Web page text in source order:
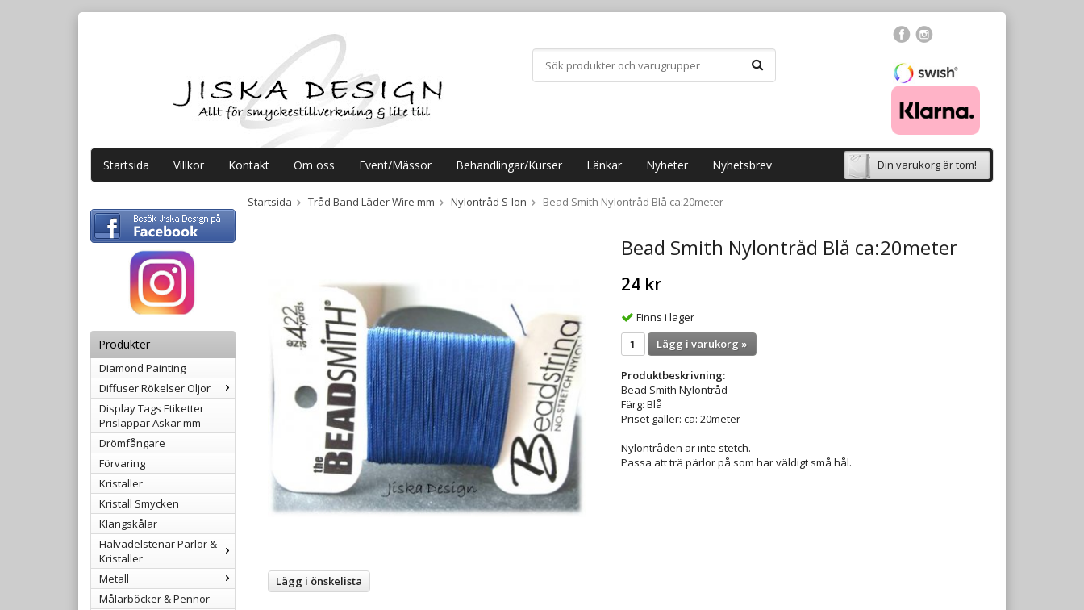
Startsida Villkor Kontakt Om oss Event/Mässor Behandlingar/Kurser Länkar Nyheter Nyhetsbrev Din varukorg är tom!
Produkter
Diamond Painting
Diffuser Rökelser Oljor
Display Tags Etiketter
Prislappar Askar mm
Drömfångare
Förvaring
Kristaller
Kristall Smycken
Klangskålar
Halvädelstenar Pärlor &
Kristaller
Metall
Målarböcker & Pennor
Startsida Tråd Band Läder Wire mm Nylontråd S-lon Bead Smith Nylontråd Blå ca:20meter
Bead Smith Nylontråd Blå ca:20meter
24 kr
Finns i lager
Lägg i varukorg »
Produktbeskrivning:
Bead Smith Nylontråd
Färg: Blå
Priset gäller: ca: 20meter
Nylontråden är inte stetch.
Passa att trä pärlor på som har väldigt små hål.
Lägg i önskelista